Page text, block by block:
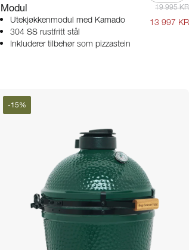
Modul
Utekjøkkenmodul med Kamado
304 SS rustfritt stål
Inkluderer tilbehør som pizzastein
19 995 KR
13 997 KR
-15%